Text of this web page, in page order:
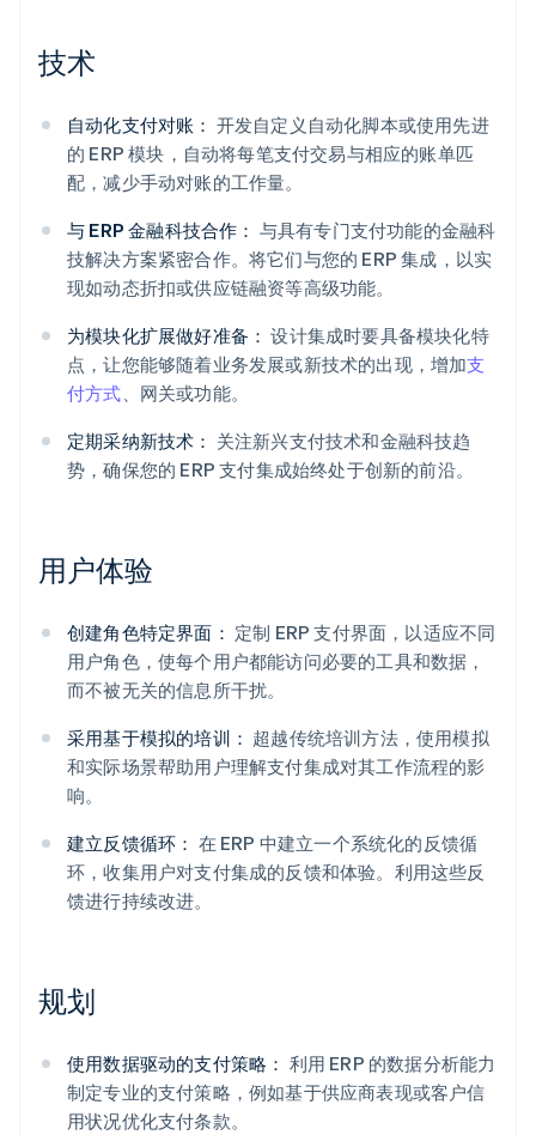
技术
自动化支付对账： 开发自定义自动化脚本或使用先进
的 ERP 模块，自动将每笔支付交易与相应的账单匹
配，减少手动对账的工作量。
与 ERP 金融科技合作： 与具有专门支付功能的金融科
技解决方案紧密合作。将它们与您的 ERP 集成，以实
现如动态折扣或供应链融资等高级功能。
为模块化扩展做好准备： 设计集成时要具备模块化特
点，让您能够随着业务发展或新技术的出现，增加支
付方式、网关或功能。
定期采纳新技术： 关注新兴支付技术和金融科技趋
势，确保您的 ERP 支付集成始终处于创新的前沿。
用户体验
创建角色特定界面： 定制 ERP 支付界面，以适应不同
用户角色，使每个用户都能访问必要的工具和数据，
而不被无关的信息所干扰。
采用基于模拟的培训： 超越传统培训方法，使用模拟
和实际场景帮助用户理解支付集成对其工作流程的影
响。
建立反馈循环： 在 ERP 中建立一个系统化的反馈循
环，收集用户对支付集成的反馈和体验。利用这些反
馈进行持续改进。
规划
使用数据驱动的支付策略： 利用 ERP 的数据分析能力
制定专业的支付策略，例如基于供应商表现或客户信
用状况优化支付条款。
阿联酋
爱沙尼亚
English
DeutschEnglish
澳大利亚
English